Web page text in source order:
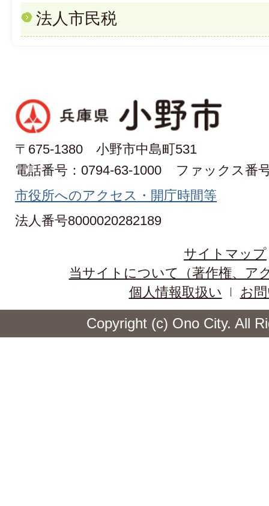
法人市民税
〒675-1380 小野市中島町531
電話番号：0794-63-1000
ファックス番
市役所へのアクセス・開庁時間等
法人番号8000020282189
サイトマップ
当サイトについて（著作権、ア
個人情報取扱い
お
Copyright (c) Ono City. All